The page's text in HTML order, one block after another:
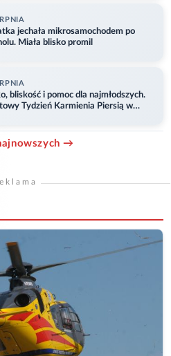
jechała mikrosamochodem po
Miała blisko promil
bliskość i pomoc dla najmłodszych.
Tydzień Karmienia Piersią w
→